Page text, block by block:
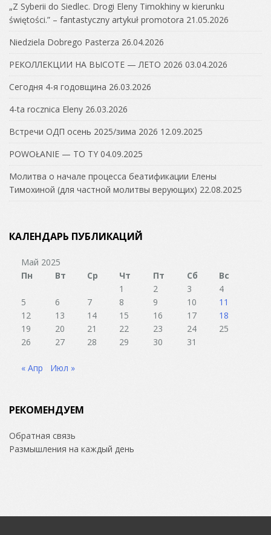
„Z Syberii do Siedlec. Drogi Eleny Timokhiny w kierunku
świętości.” – fantastyczny artykuł promotora 21.05.2026
Niedziela Dobrego Pasterza 26.04.2026
РЕКОЛЛЕКЦИИ НА ВЫСОТЕ — ЛЕТО 2026 03.04.2026
Сегодня 4-я годовщина 26.03.2026
4-ta rocznica Eleny 26.03.2026
Встречи ОДП осень 2025/зима 2026 12.09.2025
POWOŁANIE — TO TY 04.09.2025
Молитва о начале процесса беатификации Елены
Тимохиной (для частной молитвы верующих) 22.08.2025
КАЛЕНДАРЬ ПУБЛИКАЦИЙ
Май 2025
Пн
Вт Ср Чт Пт Сб
Вс
1
2 3
4
5
6 7 8 9 10
11
12
13 14 15 16 17
18
19
20 21 22 23 24
25
26
27 28 29 30 31
« Апр Июл »
РЕКОМЕНДУЕМ
Обратная связь
Размышления на каждый день